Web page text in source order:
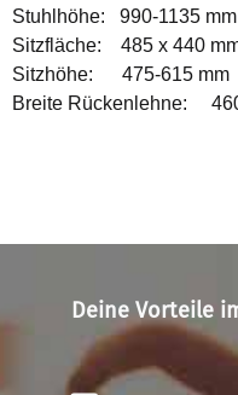
Stuhlhöhe: 990-1135 mm
Sitzfläche: 485 x 440
Sitzhöhe: 475-615 mm
Breite Rückenlehne:
Deine Vorteile